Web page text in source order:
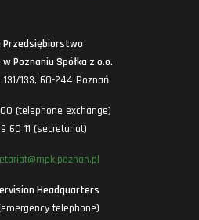
Przedsiębiorstwo
Poznaniu Spółka z o.o.
131/133, 60-244 Poznań
(telephone exchange)
60 11 (secretariat)
Headquarters
telephone)